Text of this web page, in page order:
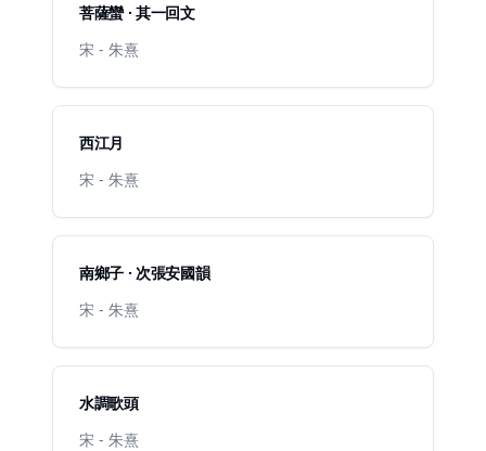
菩薩蠻 · 其一回文
宋 - 朱熹
西江月
宋 - 朱熹
南鄉子 · 次張安國韻
宋 - 朱熹
水調歌頭
宋 - 朱熹